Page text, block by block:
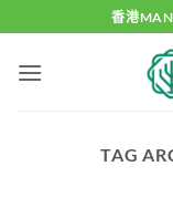
to
content
香港
TAG